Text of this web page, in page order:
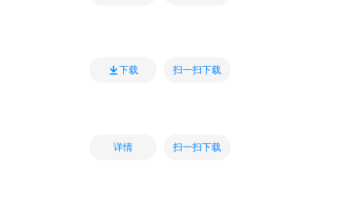
下载 扫一扫下载
详情 扫一扫下载